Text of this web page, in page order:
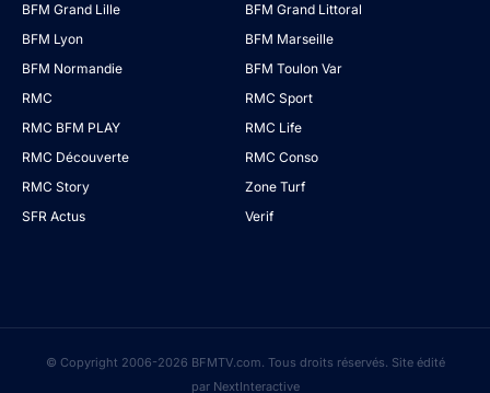
BFM Grand Lille
BFM Grand Littoral
BFM Lyon
BFM Marseille
BFM Normandie
BFM Toulon Var
RMC
RMC Sport
RMC BFM PLAY
RMC Life
RMC Découverte
RMC Conso
RMC Story
Zone Turf
SFR Actus
Verif
© Copyright 2006-2026 BFMTV.com. Tous droits réservés. Site édité
par NextInteractive